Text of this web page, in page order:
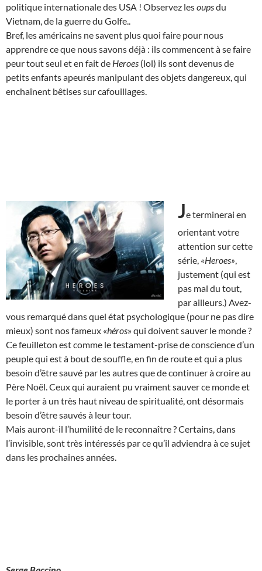
politique internationale des USA ! Observez lesoupsdu
Vietnam, de la guerre du Golfe..
Bref, les américains ne savent plus quoi faire pour nous
apprendre ce que nous savons déjà : ils commencent à se faire
peur tout seul et en fait de Heroes (lol) ils sont devenus de
petits enfants apeurés manipulant des objets dangereux, qui
enchaînent bêtises sur cafouillages.
Je terminerai en
orientant votre
attention sur cette
série, «Heroes»
justement (qui est
pas mal du tout,
par ailleurs.) Avez-
vous remarqué dans quel état psychologique (pour ne pas dire
mieux) sont nos fameux «héros» qui doivent sauver le monde ?
Ce feuilleton est comme le testament-prise de conscience d’un
peuple qui est à bout de souffle, en fin de route et qui a plus
besoin d’être sauvé par les autres que de continuer à croire au
Père Noël. Ceux qui auraient pu vraiment sauver ce monde et
le porter à un très haut niveau de spiritualité, ont désormais
besoin d’être sauvés à leur tour.
Mais auront-il l’humilité de le reconnaître ? Certains, dans
l’invisible, sont très intéressés par ce qu’il adviendra à ce sujet
dans les prochaines années.